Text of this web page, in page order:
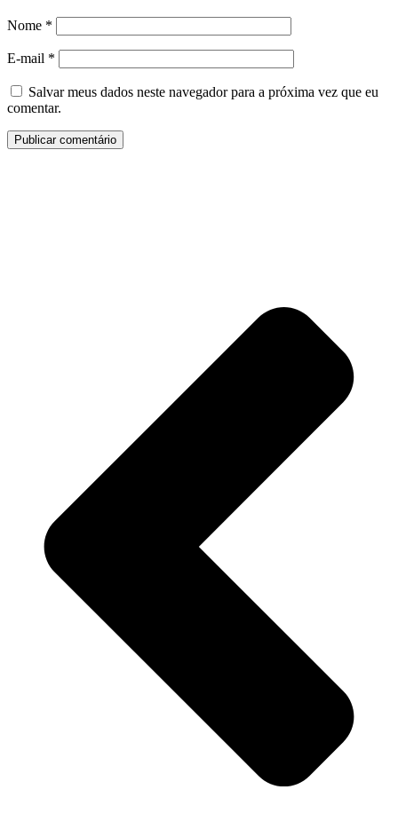
Nome *
E-mail *
Salvar meus dados neste navegador para a próxima vez que eu
comentar.